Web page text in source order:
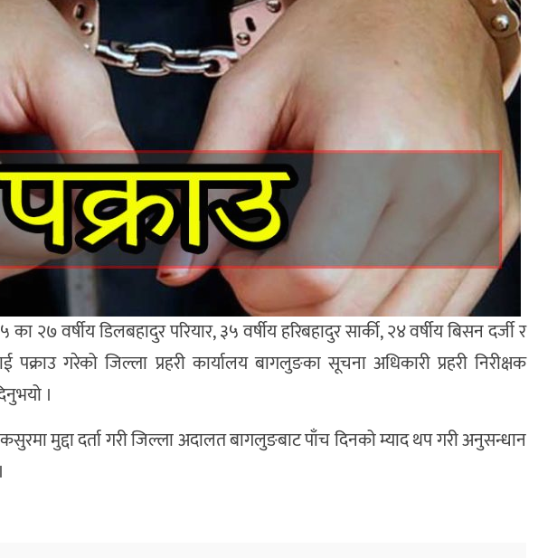
२७ वर्षीय डिलबहादुर परियार, ३५ वर्षीय हरिबहादुर सार्की, २४ वर्षीय बिसन दर्जी र
पक्राउ गरेको जिल्ला प्रहरी कार्यालय बागलुङका सूचना अधिकारी प्रहरी निरीक्षक
।
मुद्दा दर्ता गरी जिल्ला अदालत बागलुङबाट पाँच दिनको म्याद थप गरी अनुसन्धान